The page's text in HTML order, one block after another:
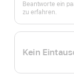
Beantworte ein
zu erfahren.
Kein